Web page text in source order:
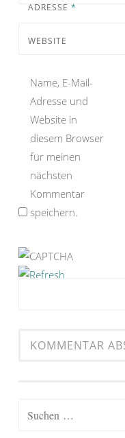
ADRESSE *
WEBSITE
Name, E-Mail-
Adresse und
Website in
diesem Browser
für meinen
nächsten
Kommentar
speichern.
Suchen